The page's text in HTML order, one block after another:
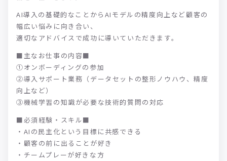
AI導入の基礎的なことからAIモデルの精度向上など顧客の
幅広い悩みに向き合い、
適切なアドバイスで成功に導いていただきます。
■主なお仕事の内容■
①オンボーディングの参加
②導入サポート業務（データセットの整形ノウハウ、精度
向上など）
③機械学習の知識が必要な技術的質問の対応
■必須経験・スキル■
・AIの民主化という目標に共感できる
・顧客の前に出ることが好き
・チームプレーが好きな方